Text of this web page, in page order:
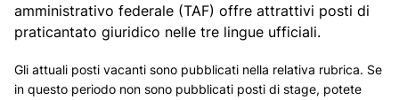
amministrativo federale (TAF) offre attrattivi posti di
praticantato giuridico nelle tre lingue ufficiali.
Gli attuali posti vacanti sono pubblicati nella relativa rubrica. Se
in questo periodo non sono pubblicati posti di stage, potete